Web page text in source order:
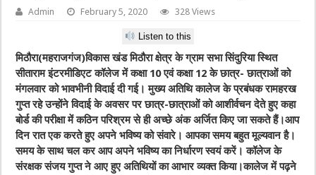
Admin February 5, 2020 328 Views
Listen to this
मिठौरा(महराजगंज)विकास खंड मिठौरा क्षेत्र के ग्राम सभा सिंदुरिया स्थित
सीताराम इंटरमीडिएट कॉलेज में कक्षा 10 एवं कक्षा 12 के छात्र- छात्राओं को
मंगलवार को भावभीनी विदाई दी गई। मुख्य अतिथि कालेज के प्रबंधक रामहरख
गुप्त रहे उन्होंने विदाई के अवसर पर छात्र-छात्राओं को आशीर्वचन देते हुए कहा
बोर्ड की परीक्षा में कठिन परिश्रम से ही अच्छे अंक अर्जित किए जा सकते हैं।आप
दिन रात एक करते हुए अपने भविष्य को संवारे। आपका समय बहुत मूल्यवान है।
समय के साथ चल कर आप अपने भविष्य का निर्धारण स्वयं करें। कॉलेज के
संरक्षक संजय गुप्त ने आए हुए अतिथियों का आभार व्यक्त किया।कालेज में पढ़ने